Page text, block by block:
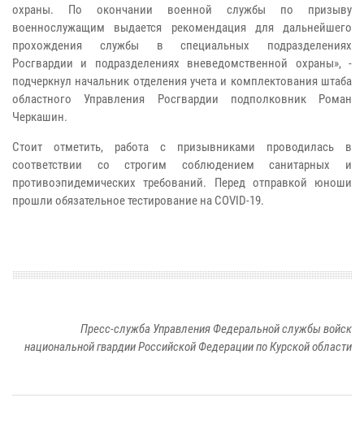
охраны. По окончании военной службы по призыву
военнослужащим выдается рекомендация для дальнейшего
прохождения службы в специальных подразделениях
Росгвардии и подразделениях вневедомственной охраны», -
подчеркнул начальник отделения учета и комплектования штаба
областного Управления Росгвардии подполковник Роман
Черкашин.
Стоит отметить, работа с призывниками проводилась в
соответствии со строгим соблюдением санитарных и
противоэпидемических требований. Перед отправкой юноши
прошли обязательное тестирование на COVID-19.
Пресс-служба Управления Федеральной службы войск
национальной гвардии Российской Федерации по Курской области